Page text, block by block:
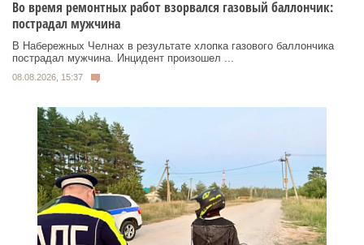
Во время ремонтных работ взорвался газовый баллончик:
пострадал мужчина
В Набережных Челнах в результате хлопка газового баллончика
пострадал мужчина. Инцидент произошел ...
08.08.2026, 15:37